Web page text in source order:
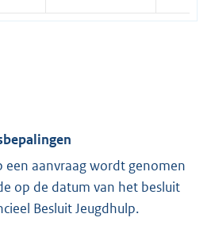
een aanvraag wordt genomen
op de datum van het besluit
Besluit Jeugdhulp.